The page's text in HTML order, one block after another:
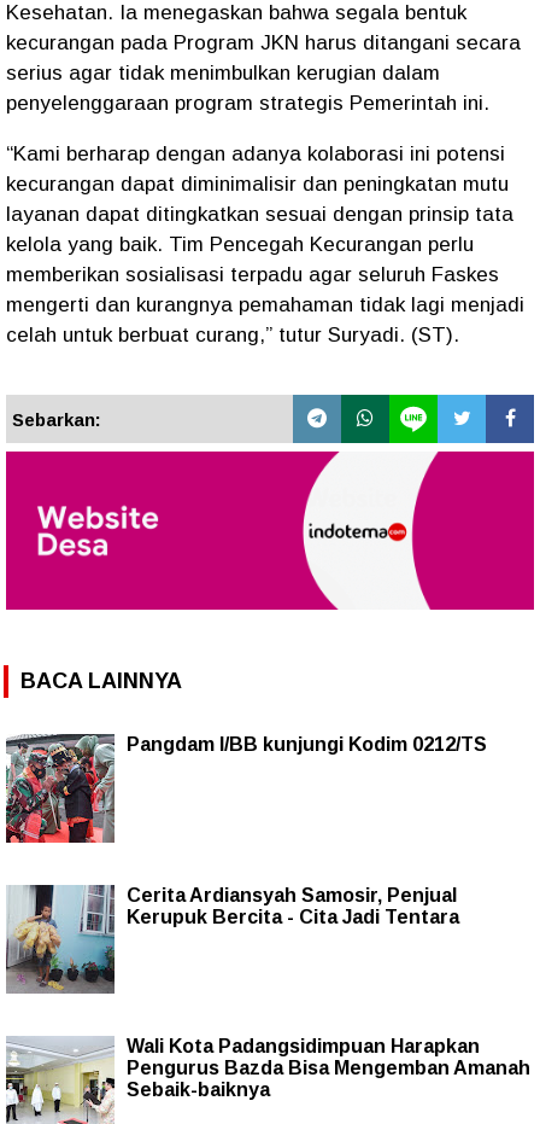
Kesehatan. Ia menegaskan bahwa segala bentuk
kecurangan pada Program JKN harus ditangani secara
serius agar tidak menimbulkan kerugian dalam
penyelenggaraan program strategis Pemerintah ini.
“Kami berharap dengan adanya kolaborasi ini potensi
kecurangan dapat diminimalisir dan peningkatan mutu
layanan dapat ditingkatkan sesuai dengan prinsip tata
kelola yang baik. Tim Pencegah Kecurangan perlu
memberikan sosialisasi terpadu agar seluruh Faskes
mengerti dan kurangnya pemahaman tidak lagi menjadi
celah untuk berbuat curang,” tutur Suryadi. (ST).
Sebarkan:
BACA LAINNYA
Pangdam I/BB kunjungi Kodim 0212/TS
Cerita Ardiansyah Samosir, Penjual
Kerupuk Bercita - Cita Jadi Tentara
Wali Kota Padangsidimpuan Harapkan
Pengurus Bazda Bisa Mengemban Amanah
Sebaik-baiknya